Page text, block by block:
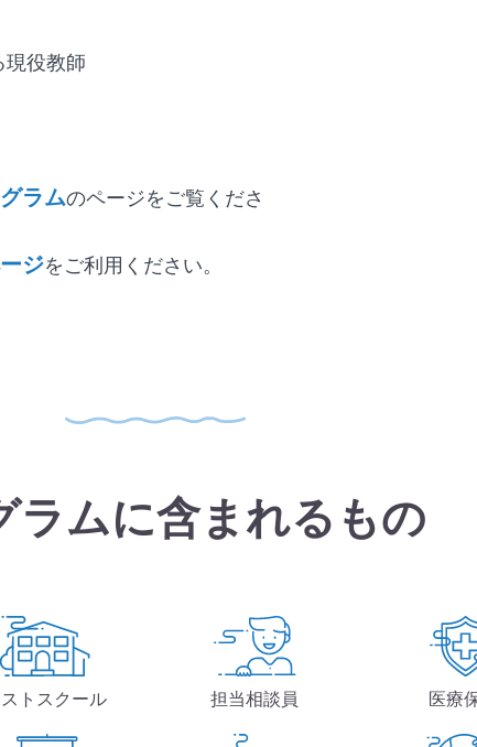
現役教師
ラムのページをご覧くださ
ジをご利用ください。
ラムに含まれるもの
トスクール 担当相談員 医療